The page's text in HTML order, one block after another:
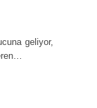
geliyor,